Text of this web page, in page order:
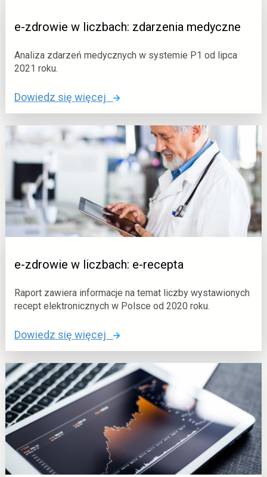
n
y
c
n
c
i
c
i
p
i
c
i
c
i
s
c
i
c
i
u
c
e
s
n
y
e-zdrowie w liczbach: zdarzenia medyczne
Analiza zdarzeń medycznych w systemie P1 od lipca
2021 roku.
Dowiedz się więcej
o
:
e
-
z
d
o
w
i
w
i
c
b
a
c
h
:
d
a
r
z
e-zdrowie w liczbach: e-recepta
Raport zawiera informacje na temat liczby wystawionych
recept elektronicznych w Polsce od 2020 roku.
Dowiedz się więcej
o
:
e
-
z
r
o
w
i